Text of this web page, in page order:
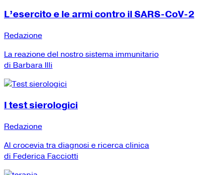
L’esercito e le armi contro il SARS-CoV-2
Redazione
La reazione del nostro sistema immunitario
di Barbara Illi
I test sierologici
Redazione
Al crocevia tra diagnosi e ricerca clinica
di Federica Facciotti